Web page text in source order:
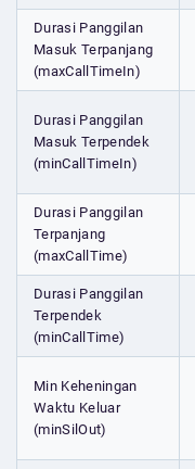
Durasi Panggilan
Masuk Terpanjang
(maxCallTimeIn)
Durasi Panggilan
Masuk Terpendek
(minCallTimeIn)
Durasi Panggilan
Terpanjang
(maxCallTime)
Durasi Panggilan
Terpendek
(minCallTime)
Min Keheningan
Waktu Keluar
(minSilOut)